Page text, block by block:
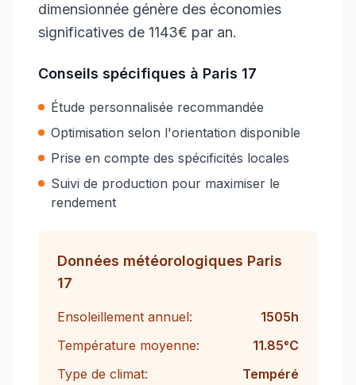
dimensionnée génère des économies
significatives de 1143€ par an.
Conseils spécifiques à Paris 17
Étude personnalisée recommandée
Optimisation selon l'orientation disponible
Prise en compte des spécificités locales
Suivi de production pour maximiser le
rendement
Données météorologiques Paris
17
Ensoleillement annuel: 1505h
Température moyenne:
11.85°C
Type de climat:
Tempéré